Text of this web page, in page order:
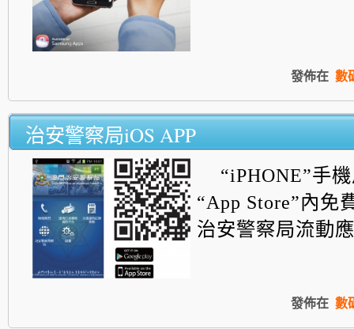
發佈在 數
治安警察局iOS APP
“iPHONE”手
“App Store”內免
治安警察局流動
發佈在 數